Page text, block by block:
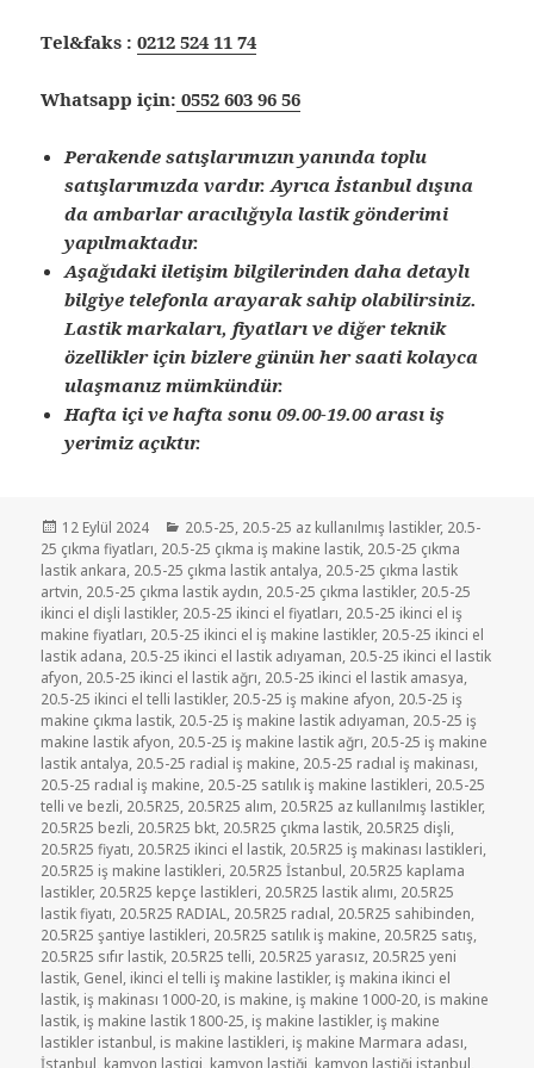
Tel&faks :0212 524 11 74
Whatsapp için: 0552 603 96 56
Perakende satışlarımızın yanında toplu
satışlarımızda vardır. Ayrıca İstanbul dışına
da ambarlar aracılığıyla lastik gönderimi
yapılmaktadır.
Aşağıdaki iletişim bilgilerinden daha detaylı
bilgiye telefonla arayarak sahip olabilirsiniz.
Lastik markaları, fiyatları ve diğer teknik
özellikler için bizlere günün her saati kolayca
ulaşmanız mümkündür.
Hafta içi ve hafta sonu 09.00-19.00 arası iş
yerimiz açıktır.
Yayın
tarihi
12 Eylül 2024 Kategoriler
20.5-25, 20.5-25 az kullanılmış lastikler, 20.5-
25 çıkma fiyatları, 20.5-25 çıkma iş makine lastik, 20.5-25 çıkma
lastik ankara, 20.5-25 çıkma lastik antalya, 20.5-25 çıkma lastik
artvin, 20.5-25 çıkma lastik aydın, 20.5-25 çıkma lastikler, 20.5-25
ikinci el dişli lastikler, 20.5-25 ikinci el fiyatları, 20.5-25 ikinci el iş
makine fiyatları, 20.5-25 ikinci el iş makine lastikler, 20.5-25 ikinci el
lastik adana, 20.5-25 ikinci el lastik adıyaman, 20.5-25 ikinci el lastik
afyon, 20.5-25 ikinci el lastik ağrı, 20.5-25 ikinci el lastik amasya,
20.5-25 ikinci el telli lastikler, 20.5-25 iş makine afyon, 20.5-25 iş
makine çıkma lastik, 20.5-25 iş makine lastik adıyaman, 20.5-25 iş
makine lastik afyon, 20.5-25 iş makine lastik ağrı, 20.5-25 iş makine
lastik antalya, 20.5-25 radial iş makine, 20.5-25 radıal iş makinası,
20.5-25 radıal iş makine, 20.5-25 satılık iş makine lastikleri, 20.5-25
telli ve bezli, 20.5R25, 20.5R25 alım, 20.5R25 az kullanılmış lastikler,
20.5R25 bezli, 20.5R25 bkt, 20.5R25 çıkma lastik, 20.5R25 dişli,
20.5R25 fiyatı, 20.5R25 ikinci el lastik, 20.5R25 iş makinası lastikleri,
20.5R25 iş makine lastikleri, 20.5R25 İstanbul, 20.5R25 kaplama
lastikler, 20.5R25 kepçe lastikleri, 20.5R25 lastik alımı, 20.5R25
lastik fiyatı, 20.5R25 RADIAL, 20.5R25 radıal, 20.5R25 sahibinden,
20.5R25 şantiye lastikleri, 20.5R25 satılık iş makine, 20.5R25 satış,
20.5R25 sıfır lastik, 20.5R25 telli, 20.5R25 yarasız, 20.5R25 yeni
lastik, Genel, ikinci el telli iş makine lastikler, iş makina ikinci el
lastik, iş makinası 1000-20, is makine, iş makine 1000-20, is makine
lastik, iş makine lastik 1800-25, iş makine lastikler, iş makine
lastikler istanbul, is makine lastikleri, iş makine Marmara adası,